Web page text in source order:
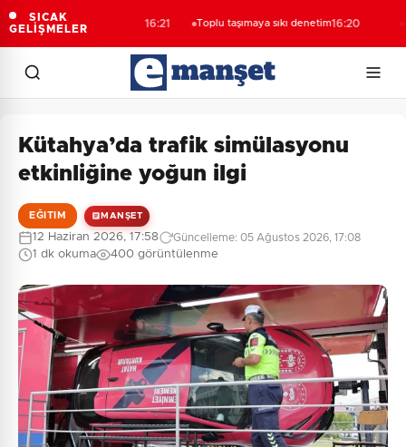
SICAK
GELİŞMELER
ortak
16:21 Toplu taşımaya sıkı denetim16:20
Kütahya’da trafik simülasyonu
etkinliğine yoğun ilgi
EĞITIM MANŞET
12 Haziran 2026, 17:58 Güncelleme: 05 Ağustos 2026, 17:08
1 dk okuma 400 görüntülenme